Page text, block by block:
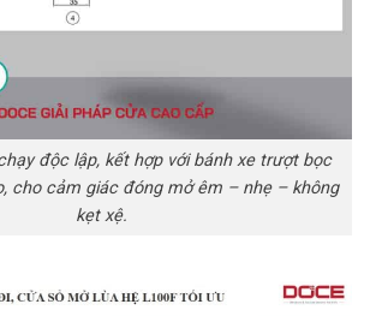
độc lập, kết hợp với bánh xe trượt bọc
cho cảm giác đóng mở êm – nhẹ – không
kẹt xệ.